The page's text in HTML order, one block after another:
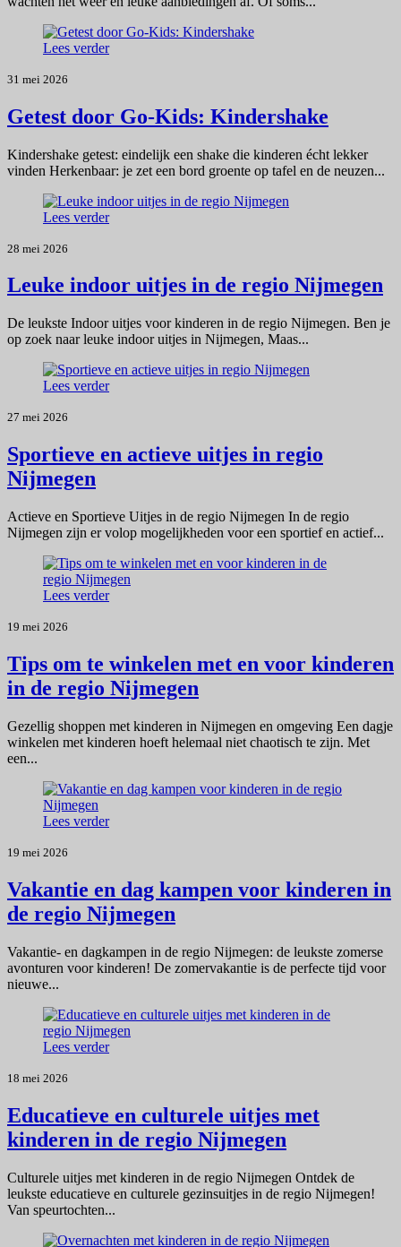
Lees verder
31 mei 2026
Getest door Go-Kids: Kindershake
Kindershake getest: eindelijk een shake die kinderen écht lekker
vinden Herkenbaar: je zet een bord groente op tafel en de neuzen...
Lees verder
28 mei 2026
Leuke indoor uitjes in de regio Nijmegen
De leukste Indoor uitjes voor kinderen in de regio Nijmegen. Ben je
op zoek naar leuke indoor uitjes in Nijmegen, Maas...
Lees verder
27 mei 2026
Sportieve en actieve uitjes in regio
Nijmegen
Actieve en Sportieve Uitjes in de regio Nijmegen In de regio
Nijmegen zijn er volop mogelijkheden voor een sportief en actief...
Lees verder
19 mei 2026
Tips om te winkelen met en voor kinderen
in de regio Nijmegen
Gezellig shoppen met kinderen in Nijmegen en omgeving Een dagje
winkelen met kinderen hoeft helemaal niet chaotisch te zijn. Met
een...
Lees verder
19 mei 2026
Vakantie en dag kampen voor kinderen in
de regio Nijmegen
Vakantie- en dagkampen in de regio Nijmegen: de leukste zomerse
avonturen voor kinderen! De zomervakantie is de perfecte tijd voor
nieuwe...
Lees verder
18 mei 2026
Educatieve en culturele uitjes met
kinderen in de regio Nijmegen
Culturele uitjes met kinderen in de regio Nijmegen Ontdek de
leukste educatieve en culturele gezinsuitjes in de regio Nijmegen!
Van speurtochten...